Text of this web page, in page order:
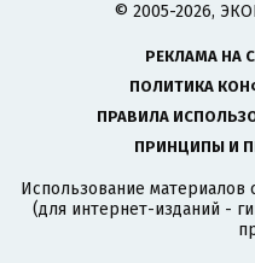
© 2005-2026,
РЕКЛАМА НА
ПОЛИТИКА
ПРАВИЛА
ПРИНЦИПЫ И
Использование материалов
(для интернет-изданий -